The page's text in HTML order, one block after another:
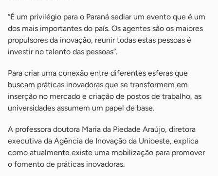
“É um privilégio para o Paraná sediar um evento que é um
dos mais importantes do país. Os agentes são os maiores
propulsores da inovação, reunir todas estas pessoas é
investir no talento das pessoas”.
Para criar uma conexão entre diferentes esferas que
buscam práticas inovadoras que se transformem em
inserção no mercado e criação de postos de trabalho, as
universidades assumem um papel de base.
A professora doutora Maria da Piedade Araújo, diretora
executiva da Agência de Inovação da Unioeste, explica
como atualmente existe uma mobilização para promover
o fomento de práticas inovadoras.